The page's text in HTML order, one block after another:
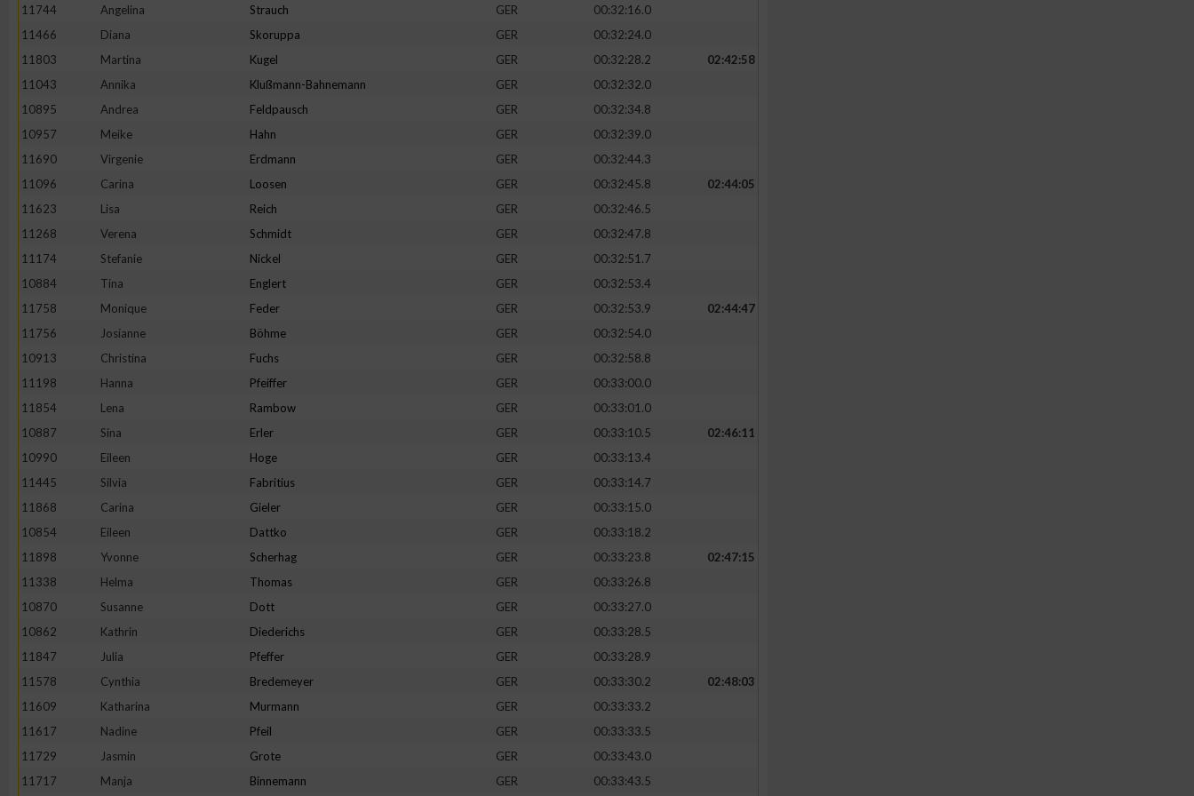
11744
Angelina Strauch GER
00:32:16.0
11466
Diana Skoruppa GER
00:32:24.0
11803
Martina Kugel GER 00:32:28.2
02:42:58
11043
Annika Klußmann-Bahnemann GER
00:32:32.0
10895
Andrea Feldpausch GER
00:32:34.8
10957
Meike Hahn GER
00:32:39.0
11690
Virgenie Erdmann GER
00:32:44.3
11096
Carina Loosen GER 00:32:45.8
02:44:05
11623
Lisa Reich GER
00:32:46.5
11268
Verena Schmidt GER
00:32:47.8
11174
Stefanie Nickel GER
00:32:51.7
10884
Tina Englert GER
00:32:53.4
11758
Monique Feder GER 00:32:53.9
02:44:47
11756
Josianne Böhme GER
00:32:54.0
10913
Christina Fuchs GER
00:32:58.8
11198
Hanna Pfeiffer GER
00:33:00.0
11854
Lena Rambow GER
00:33:01.0
10887
Sina Erler GER 00:33:10.5
02:46:11
10990
Eileen Hoge GER
00:33:13.4
11445
Silvia Fabritius GER
00:33:14.7
11868
Carina Gieler GER
00:33:15.0
10854
Eileen Dattko GER
00:33:18.2
11898
Yvonne Scherhag GER 00:33:23.8
02:47:15
11338
Helma Thomas GER
00:33:26.8
10870
Susanne Dott GER
00:33:27.0
10862
Kathrin Diederichs GER
00:33:28.5
11847
Julia Pfeffer GER
00:33:28.9
11578
Cynthia Bredemeyer GER 00:33:30.2
02:48:03
11609
Katharina Murmann GER
00:33:33.2
11617
Nadine Pfeil GER
00:33:33.5
11729
Jasmin Grote GER
00:33:43.0
11717
Manja Binnemann GER 00:33:43.5
Erstellung von Profilen zur Personalisierung von Inhalten
Verwendung von Profilen zur Auswahl personalisierter Inhalte
verschiedenen Quellen
Entwicklung und Verbesserung der Angebote
Verwendung reduzierter Daten zur Auswahl von Inhalten
IAB-Besonderheiten:
Verwendung genauer Standortdaten
Nicht-IAB-Verarbeitungszwecke:
Performance
Funktional
Werbung